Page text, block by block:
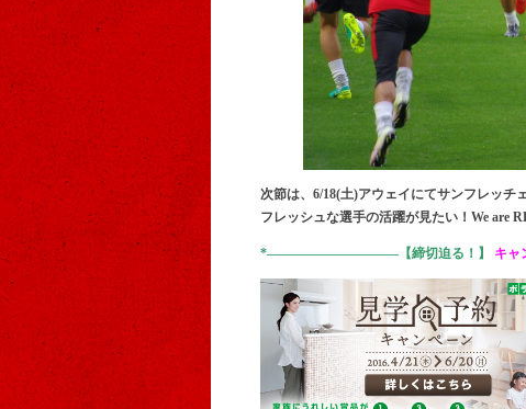
次節は、6/18(土)アウェイにてサンフレッチ
フレッシュな選手の活躍が見たい！We are
*——————————【締切迫る！】 キャ